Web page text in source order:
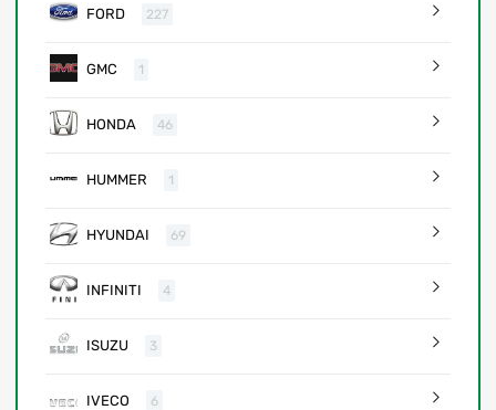
FORD 227
GMC 1
HONDA 46
HUMMER 1
HYUNDAI 69
INFINITI 4
ISUZU 3
IVECO 6